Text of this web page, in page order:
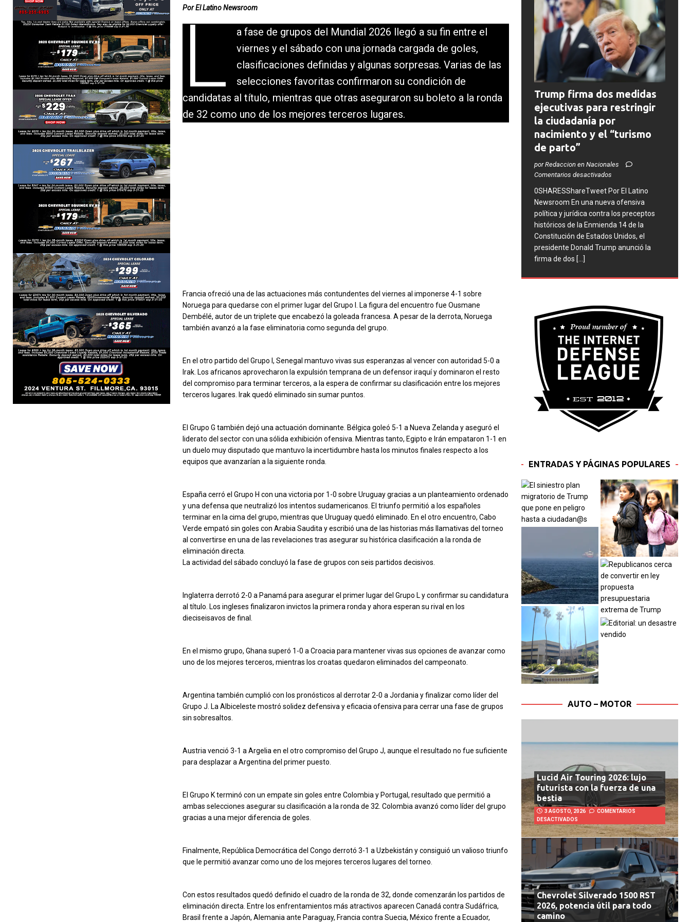
Por El Latino Newsroom
L
a fase de grupos del Mundial 2026 llegó a su fin entre el
viernes y el sábado con una jornada cargada de goles,
clasificaciones definidas y algunas sorpresas. Varias de las
selecciones favoritas confirmaron su condición de
candidatas al título, mientras que otras aseguraron su boleto a la ronda
de 32 como uno de los mejores terceros lugares.
Francia ofreció una de las actuaciones más contundentes del viernes al imponerse 4-1 sobre
Noruega para quedarse con el primer lugar del Grupo I. La figura del encuentro fue Ousmane
Dembélé, autor de un triplete que encabezó la goleada francesa. A pesar de la derrota, Noruega
también avanzó a la fase eliminatoria como segunda del grupo.
En el otro partido del Grupo I, Senegal mantuvo vivas sus esperanzas al vencer con autoridad 5-0 a
Irak. Los africanos aprovecharon la expulsión temprana de un defensor iraquí y dominaron el resto
del compromiso para terminar terceros, a la espera de confirmar su clasificación entre los mejores
terceros lugares. Irak quedó eliminado sin sumar puntos.
El Grupo G también dejó una actuación dominante. Bélgica goleó 5-1 a Nueva Zelanda y aseguró el
liderato del sector con una sólida exhibición ofensiva. Mientras tanto, Egipto e Irán empataron 1-1 en
un duelo muy disputado que mantuvo la incertidumbre hasta los minutos finales respecto a los
equipos que avanzarían a la siguiente ronda.
España cerró el Grupo H con una victoria por 1-0 sobre Uruguay gracias a un planteamiento ordenado
y una defensa que neutralizó los intentos sudamericanos. El triunfo permitió a los españoles
terminar en la cima del grupo, mientras que Uruguay quedó eliminado. En el otro encuentro, Cabo
Verde empató sin goles con Arabia Saudita y escribió una de las historias más llamativas del torneo
al convertirse en una de las revelaciones tras asegurar su histórica clasificación a la ronda de
eliminación directa.
La actividad del sábado concluyó la fase de grupos con seis partidos decisivos.
Inglaterra derrotó 2-0 a Panamá para asegurar el primer lugar del Grupo L y confirmar su candidatura
al título. Los ingleses finalizaron invictos la primera ronda y ahora esperan su rival en los
dieciseisavos de final.
En el mismo grupo, Ghana superó 1-0 a Croacia para mantener vivas sus opciones de avanzar como
uno de los mejores terceros, mientras los croatas quedaron eliminados del campeonato.
Argentina también cumplió con los pronósticos al derrotar 2-0 a Jordania y finalizar como líder del
Grupo J. La Albiceleste mostró solidez defensiva y eficacia ofensiva para cerrar una fase de grupos
sin sobresaltos.
Austria venció 3-1 a Argelia en el otro compromiso del Grupo J, aunque el resultado no fue suficiente
para desplazar a Argentina del primer puesto.
El Grupo K terminó con un empate sin goles entre Colombia y Portugal, resultado que permitió a
ambas selecciones asegurar su clasificación a la ronda de 32. Colombia avanzó como líder del grupo
gracias a una mejor diferencia de goles.
Finalmente, República Democrática del Congo derrotó 3-1 a Uzbekistán y consiguió un valioso triunfo
que le permitió avanzar como uno de los mejores terceros lugares del torneo.
Con estos resultados quedó definido el cuadro de la ronda de 32, donde comenzarán los partidos de
eliminación directa. Entre los enfrentamientos más atractivos aparecen Canadá contra Sudáfrica,
Brasil frente a Japón, Alemania ante Paraguay, Francia contra Suecia, México frente a Ecuador,
Trump firma dos medidas
ejecutivas para restringir
la ciudadanía por
nacimiento y el “turismo
de parto”
por Redaccion en Nacionales
Comentarios desactivados
0SHARESShareTweet ​Por El Latino
Newsroom ​En una nueva ofensiva
política y jurídica contra los preceptos
históricos de la Enmienda 14 de la
Constitución de Estados Unidos, el
presidente Donald Trump anunció la
firma de dos [...]
ENTRADAS Y PÁGINAS POPULARES
AUTO – MOTOR
Lucid Air Touring 2026: lujo
futurista con la fuerza de una
bestia
3 AGOSTO, 2026
COMENTARIOS
DESACTIVADOS
Chevrolet Silverado 1500 RST
2026, potencia útil para todo
camino